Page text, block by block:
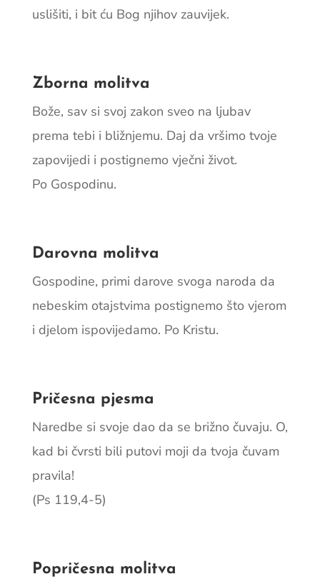
uslišiti, i bit ću Bog njihov zauvijek.
Zborna molitva
Bože, sav si svoj zakon sveo na ljubav
prema tebi i bližnjemu. Daj da vršimo tvoje
zapovijedi i postignemo vječni život.
Po Gospodinu.
Darovna molitva
Gospodine, primi darove svoga naroda da
nebeskim otajstvima postignemo što vjerom
i djelom ispovijedamo. Po Kristu.
Pričesna pjesma
Naredbe si svoje dao da se brižno čuvaju. O,
kad bi čvrsti bili putovi moji da tvoja čuvam
pravila!
(Ps 119,4-5)
Popričesna molitva